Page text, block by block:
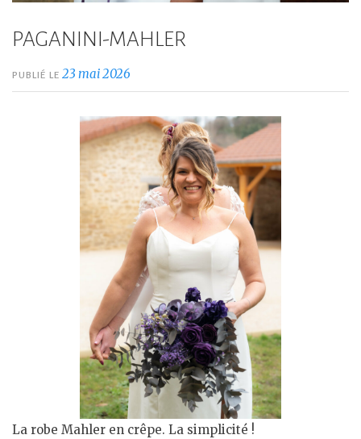
PAGANINI-MAHLER
PUBLIÉ LE 23 mai 2026
La robe Mahler en crêpe. La simplicité !